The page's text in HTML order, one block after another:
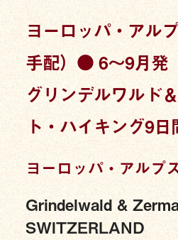
ヨーロッパ・アル
手配）● 6〜9月発
グリンデルワルド
ト・ハイキング9日
ヨーロッパ・アルプ
Grindelwald &
SWITZERLAND